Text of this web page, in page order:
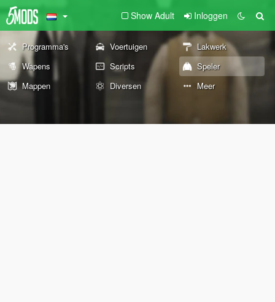
Show Adult Inloggen
Programma's Voertuigen
Lakwerk
Wapens
Scripts
Speler
Mappen
Diversen Meer